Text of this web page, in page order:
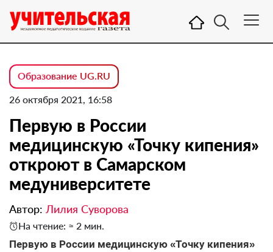
Образование UG.RU
26 октября 2021, 16:58
Первую в России
медицинскую «Точку кипения»
откроют в Самарском
медуниверситете
Автор: Лилия Суворова
На чтение: ≈ 2 мин.
Первую в России медицинскую «Точку кипения»